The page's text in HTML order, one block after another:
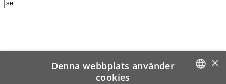
×
Denna webbplats använder
cookies